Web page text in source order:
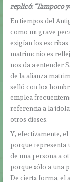
replicó: “Tampoco
En tiempos del
como un grave
exigían los escribas
matrimonio es
nos da a entender
de la alianza
selló con los
emplea
referencia a la
otros dioses.
Y, efectivamente,
porque representa
de una persona a
porque sólo a una
De cierta forma, el